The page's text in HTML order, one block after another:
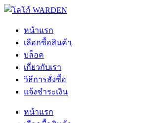
Skip
หน้าแรก
เลือกซื้อสินค้า
บล็อค
เกี่ยวกับเรา
วิธีการสั่งซื้อ
แจ้งชำระเงิน
หน้าแรก